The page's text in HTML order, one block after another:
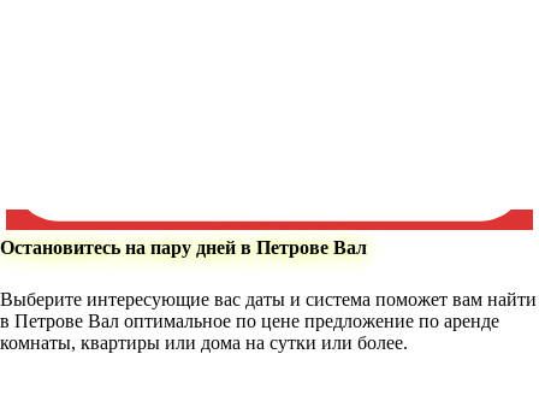
Остановитесь на пару дней в Петрове Вал
Выберите интересующие вас даты и система поможет вам найти
в Петрове Вал оптимальное по цене предложение по аренде
комнаты, квартиры или дома на сутки или более.